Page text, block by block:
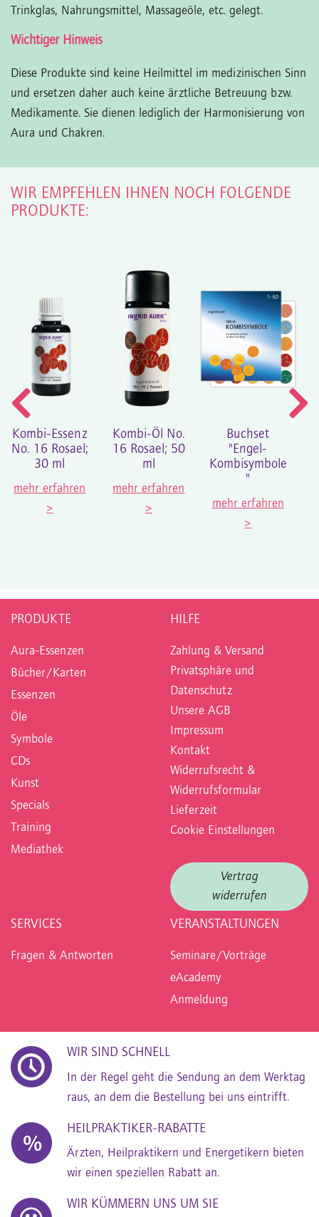
Trinkglas, Nahrungsmittel, Massageöle, etc. gelegt.
Wichtiger Hinweis
Diese Produkte sind keine Heilmittel im medizinischen Sinn
und ersetzen daher auch keine ärztliche Betreuung bzw.
Medikamente. Sie dienen lediglich der Harmonisierung von
Aura und Chakren.
WIR EMPFEHLEN IHNEN NOCH FOLGENDE
PRODUKTE:
Kombi-Essenz
No. 16 Rosael;
30 ml
mehr erfahren
>
Kombi-Öl No.
16 Rosael; 50
ml
mehr erfahren
>
Buchset
"Engel-
Kombisymbole
"
mehr erfahren
>
PRODUKTE
Aura-Essenzen
Bücher/Karten
Essenzen
Öle
Symbole
CDs
Kunst
Specials
Training
Mediathek
HILFE
Zahlung & Versand
Privatsphäre und
Datenschutz
Unsere AGB
Impressum
Kontakt
Widerrufsrecht &
Widerrufsformular
Lieferzeit
Cookie Einstellungen
Vertrag
widerrufen
SERVICES
Fragen & Antworten
VERANSTALTUNGEN
Seminare/Vorträge
eAcademy
Anmeldung
WIR SIND SCHNELL
In der Regel geht die Sendung an dem Werktag
raus, an dem die Bestellung bei uns eintrifft.
HEILPRAKTIKER-RABATTE
Ärzten, Heilpraktikern und Energetikern bieten
wir einen speziellen Rabatt an.
WIR KÜMMERN UNS UM SIE